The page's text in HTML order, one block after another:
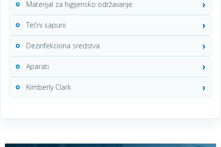
Materijal za higijensko održavanje
Tečni sapuni
Dezinfekciona sredstva
Aparati
Kimberly Clark